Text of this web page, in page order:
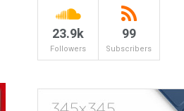
23.9k
Followers
99
Subscribers